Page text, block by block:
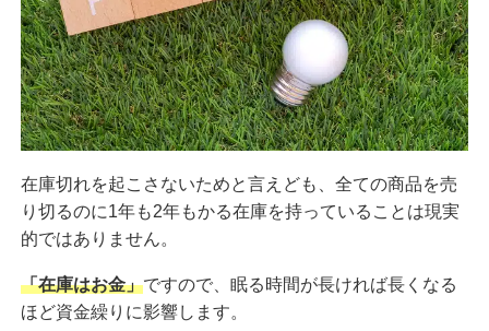
在庫切れを起こさないためと言えども、全ての商品を売
り切るのに1年も2年もかる在庫を持っていることは現実
的ではありません。
「在庫はお金」ですので、眠る時間が長ければ長くなる
ほど資金繰りに影響します。